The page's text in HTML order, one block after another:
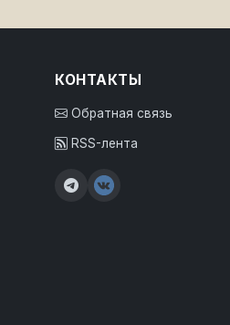
КОНТАКТЫ
Обратная связь
RSS-лента